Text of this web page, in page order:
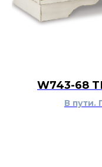
W743-68
В пути.